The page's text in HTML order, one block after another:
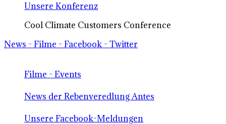
Unsere Konferenz
Cool Climate Customers Conference
News - Filme - Facebook - Twitter
Filme - Events
News der Rebenveredlung Antes
Unsere Facebook-Meldungen